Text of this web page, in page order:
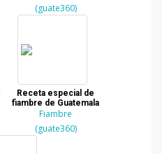
(guate360)
Receta especial de
fiambre de Guatemala
Fiambre
(guate360)